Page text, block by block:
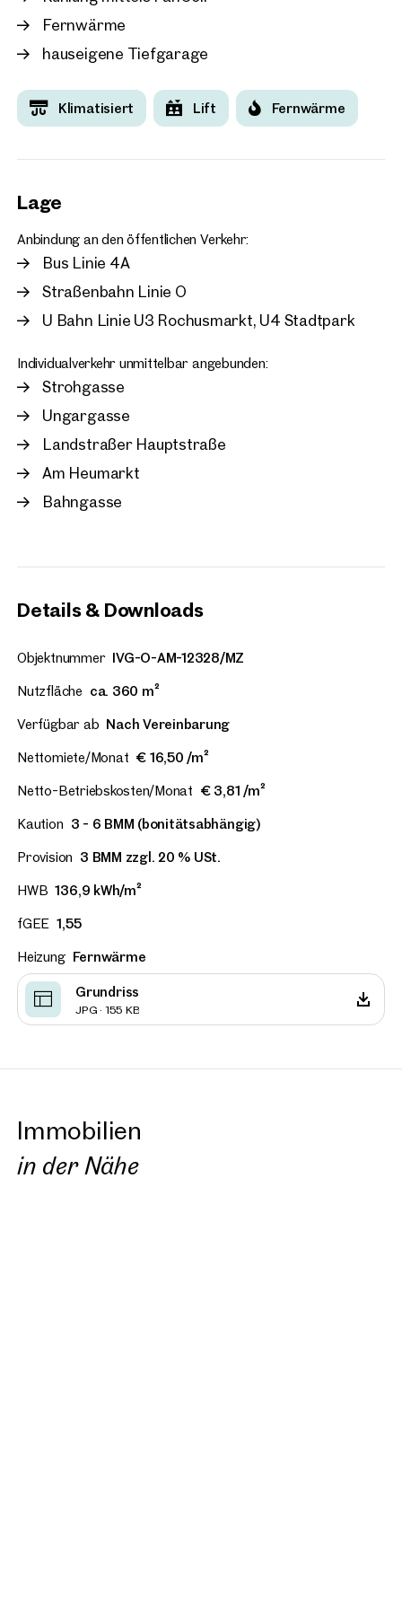
Fernwärme
hauseigene Tiefgarage
Klimatisiert Lift Fernwärme
Lage
Anbindung an den öffentlichen Verkehr:
Bus Linie 4A
Straßenbahn Linie O
U Bahn Linie U3 Rochusmarkt, U4 Stadtpark
Individualverkehr unmittelbar angebunden:
Strohgasse
Ungargasse
Landstraßer Hauptstraße
Am Heumarkt
Bahngasse
Details & Downloads
Objektnummer IVG-O-AM-12328/MZ
Nutzfläche ca. 360 m²
Verfügbar ab Nach Vereinbarung
Nettomiete/Monat € 16,50 /m²
Netto-Betriebskosten/Monat € 3,81 /m²
Kaution 3 - 6 BMM (bonitätsabhängig)
Provision 3 BMM zzgl. 20 % USt.
HWB 136,9 kWh/m²
fGEE 1,55
Heizung Fernwärme
Grundriss
JPG · 155 KB
Wunsch
ca. 462 m² Nutzfläche
Verfügbar Nach
€ 14,35 /m²/Monat netto
Immobilien
in der Nähe